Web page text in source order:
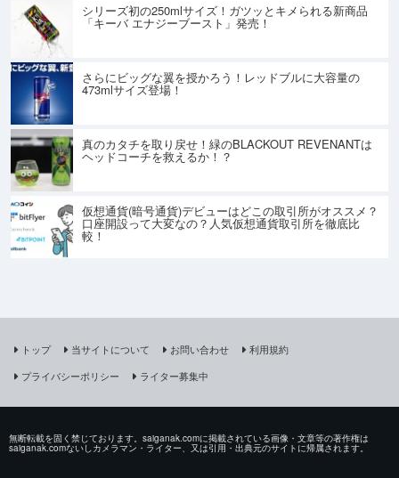
シリーズ初の250mlサイズ！ガツッとキメられる新商品
「キーバ エナジーブースト」発売！
さらにビッグな翼を授かろう！レッドブルに大容量の
473mlサイズ登場！
真のカタチを取り戻せ！緑のBLACKOUT REVENANTは
ヘッドコーチを救えるか！？
仮想通貨(暗号通貨)デビューはどこの取引所がオススメ？
口座開設って大変なの？人気仮想通貨取引所を徹底比
較！
トップ 当サイトについて お問い合わせ
利用規約
プライバシーポリシー
ライター募集中
無断転載を固く禁じております。saiganak.comに掲載されている画像・文章等の著作権は
saiganak.comないしカメラマン・ライター、又は引用・出典元のサイトに帰属されます。